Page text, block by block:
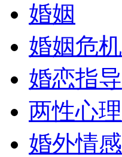
婚姻
婚姻危机
婚恋指导
两性心理
婚外情感